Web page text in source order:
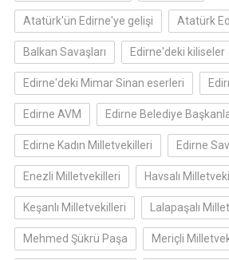
Atatürk'ün Edirne'ye gelişi Atatürk
Balkan Savaşları Edirne'deki kiliseler
Edirne'deki Mimar Sinan eserleri
Edirne AVM Edirne Belediye
Edirne Kadın Milletvekilleri Edirne
Enezli Milletvekilleri Havsalı
Keşanlı Milletvekilleri Lalapaşalı
Mehmed Şükrü Paşa Meriçli